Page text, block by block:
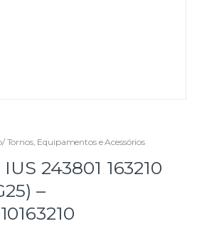
Tornos, Equipamentos e Acessórios
243801 163210
–